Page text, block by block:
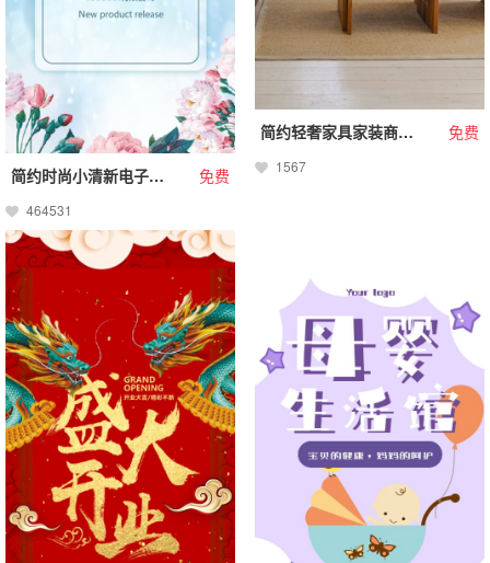
简约时尚小清新电子请柬淡蓝花卉会议会展 免费
464531
简约轻奢家具家装商城邀请函 免费
1567